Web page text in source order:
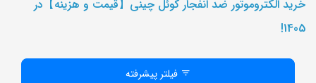
خرید الکتروموتور ضد انفجار کوئل چینی【قیمت و هزینه】در
1405!